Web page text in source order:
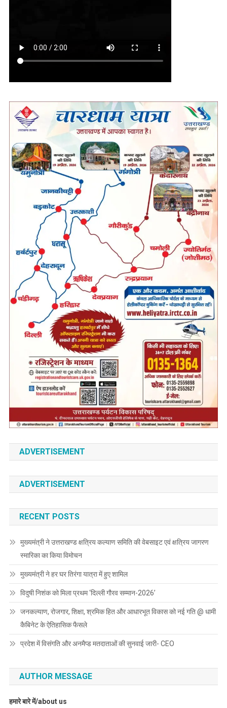
ADVERTISEMENT
ADVERTISEMENT
RECENT POSTS
मुख्यमंत्री ने उत्तराखण्ड क्षत्रिय कल्याण समिति की वेबसाइट एवं क्षत्रिय जागरण
स्मारिका का किया विमोचन
मुख्यमंत्री ने हर घर तिरंगा यात्रा में हुए शामिल
विदुषी निशंक को मिला प्रथम ‘दिल्ली गौरव सम्मान-2026’
जनकल्याण, रोजगार, शिक्षा, श्रमिक हित और आधारभूत विकास को नई गति @ धामी
कैबिनेट के ऐतिहासिक फैसले
प्रदेश में विसंगति और अनमैप्ड मतदाताओं की सुनवाई जारी- CEO
AUTHOR MESSAGE
हमारे बारे में/about us